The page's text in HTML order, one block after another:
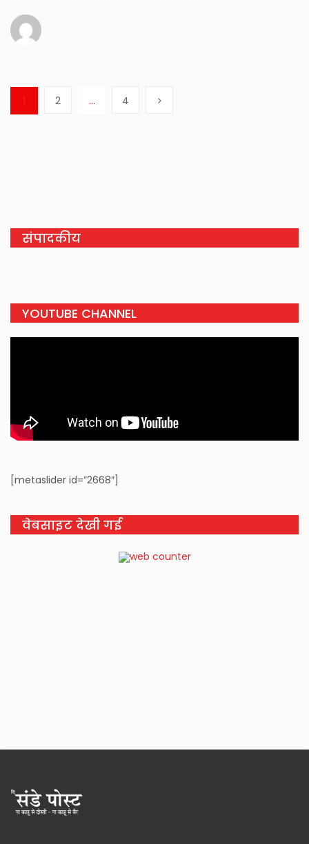
1 2 … 4
संपादकीय
YOUTUBE CHANNEL
[metaslider id=”2668″]
वेबसाइट देखी गई